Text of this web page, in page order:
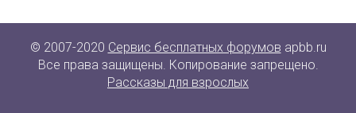
© 2007-2020 Сервис бесплатных форумов apbb.ru
Все права защищены. Копирование запрещено.
Рассказы для взрослых